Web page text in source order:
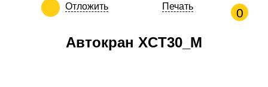
Отложить Печать 0
Автокран XCT30_M